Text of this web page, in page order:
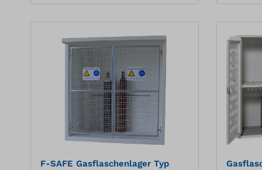
F-SAFE Gasflaschenlager Typ